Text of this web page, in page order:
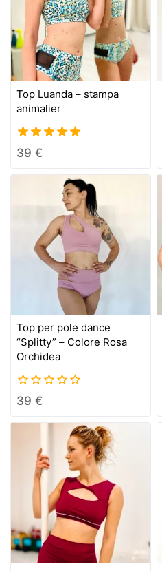
Top Luanda – stampa
animalier
5.00
39 €
Top per pole dance
“Splitty” – Colore Rosa
Orchidea
0
of
39 €